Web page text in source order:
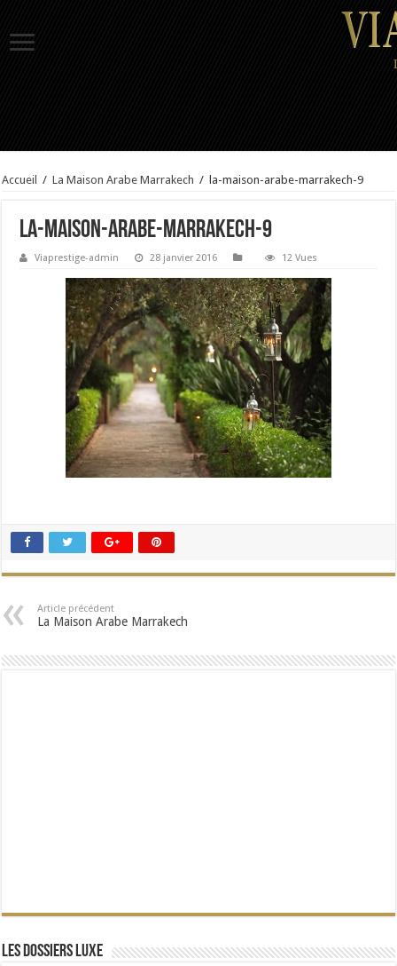
Accueil / La Maison Arabe Marrakech / la-maison-arabe-marrakech-9
la-maison-arabe-marrakech-9
Viaprestige-admin 28 janvier 2016 12 Vues
Article précédent
La Maison Arabe Marrakech
Les dossiers Luxe